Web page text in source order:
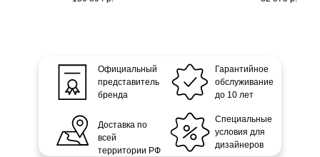
Официальный
представитель
бренда
Доставка по
всей
территории РФ
Гарантийное
обслуживание
до 10 лет
Специальные
условия для
дизайнеров